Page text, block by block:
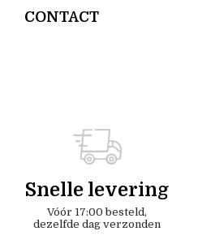
CONTACT
Snelle levering
Vóór 17:00 besteld,
dezelfde dag verzonden